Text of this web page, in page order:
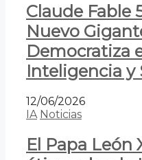
Claude Fable
Nuevo
Democratiza
Inteligencia y
12/06/2026
IA Noticias
El Papa León